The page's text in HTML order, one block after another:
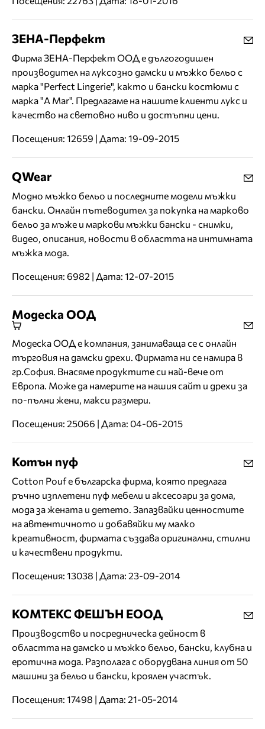
ЗЕНА-Перфект
Фирма ЗЕНА-Перфект ООД е дългогодишен
производител на луксозно дамски и мъжко бельо с
марка "Perfect Lingerie", както и бански костюми с
марка "A Mar". Предлагаме на нашите клиенти лукс и
качество на световно ниво и достъпни цени.
Посещения: 12659 | Дата: 19-09-2015
QWear
Модно мъжко бельо и последните модели мъжки
бански. Онлайн пътеводител за покупка на марково
бельо за мъже и маркови мъжки бански - снимки,
видео, описания, новости в областта на интимната
мъжка мода.
Посещения: 6982 | Дата: 12-07-2015
Модеска ООД
Модеска ООД е компания, занимаваща се с онлайн
търговия на дамски дрехи. Фирмата ни се намира в
гр.София. Внасяме продуктите си най-вече от
Европа. Може да намерите на нашия сайт и дрехи за
по-пълни жени, макси размери.
Посещения: 25066 | Дата: 04-06-2015
Котън пуф
Cotton Pouf е българска фирма, която предлага
ръчно изплетени пуф мебели и аксесоари за дома,
мода за жената и детето. Запазвайки ценностите
на автентичното и добавяйки му малко
креативност, фирмата създава оригинални, стилни
и качествени продукти.
Посещения: 13038 | Дата: 23-09-2014
КОМТЕКС ФЕШЪН ЕООД
Производство и посредническа дейност в
областта на дамско и мъжко бельо, бански, клубна и
еротична мода. Разполага с оборудвана линия от 50
машини за бельо и бански, кроялен участък.
Посещения: 17498 | Дата: 21-05-2014